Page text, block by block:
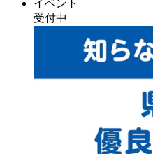
イベント
受付中